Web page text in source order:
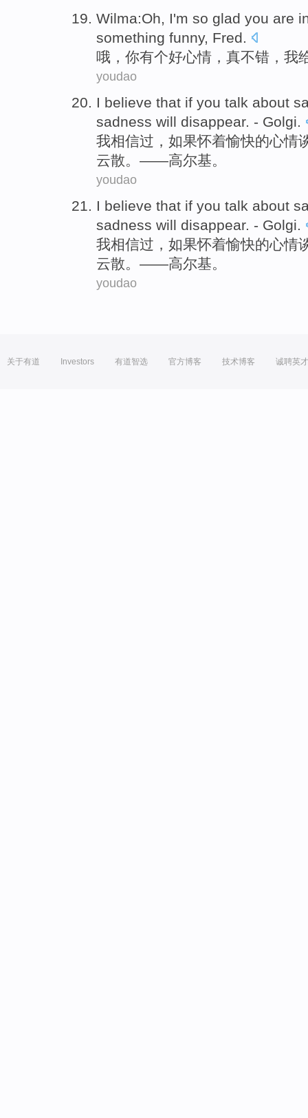
Wilma:Oh, I'm so glad you are
something funny, Fred.
哦 ， 你有个好心情 ，真不错， 我
youdao
I believe that if you talk about
sadness will disappear. - Golgi.
我相信过， 如果怀着愉快的心情
云散。——高尔基。
youdao
I believe that if you talk about
sadness will disappear. - Golgi.
我相信过， 如果怀着愉快的心情
云散。——高尔基。
youdao
关于有道 Investors 有道智选 官方博客 技术博客 诚聘英才